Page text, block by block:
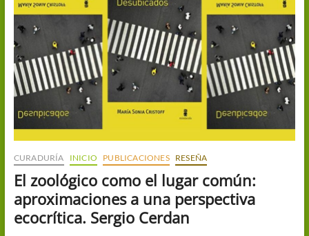
CURADURÍA INICIO PUBLICACIONES RESEÑA
El zoológico como el lugar común:
aproximaciones a una perspectiva
ecocrítica. Sergio Cerdan